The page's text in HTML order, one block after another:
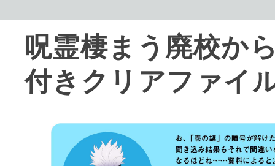
呪霊棲まう廃校か
付きクリアファイ